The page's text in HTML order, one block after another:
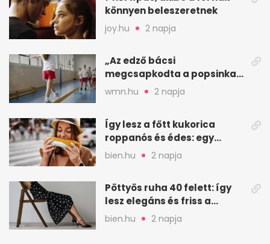
könnyen beleszeretnek
joy.hu 2 napja
„Az edző bácsi
megcsapkodta a popsinkat”
– Klára nyári táboros
wmn.hu 2 napja
Így lesz a főtt kukorica
roppanós és édes: egy
zöldséges trükkje
bien.hu 2 napja
Pöttyös ruha 40 felett: így
lesz elegáns és friss a
kedvenc minta
bien.hu 2 napja